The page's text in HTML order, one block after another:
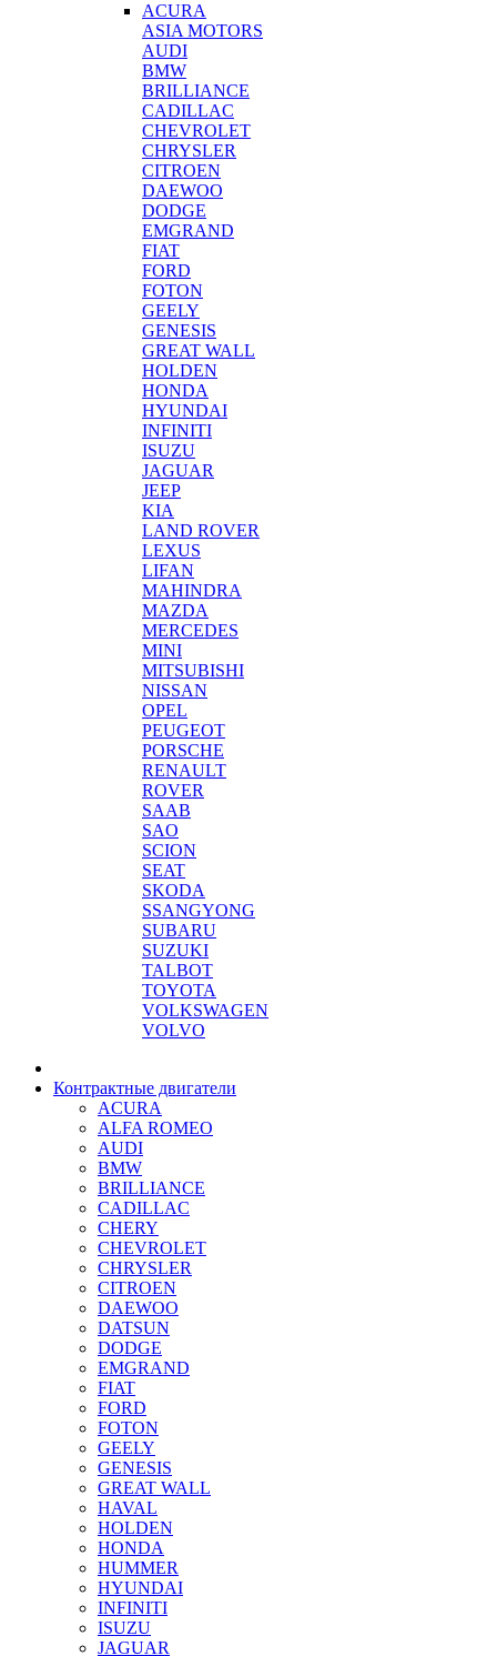
ACURA
ASIA MOTORS
AUDI
BMW
BRILLIANCE
CADILLAC
CHEVROLET
CHRYSLER
CITROEN
DAEWOO
DODGE
EMGRAND
FIAT
FORD
FOTON
GEELY
GENESIS
GREAT WALL
HOLDEN
HONDA
HYUNDAI
INFINITI
ISUZU
JAGUAR
JEEP
KIA
LAND ROVER
LEXUS
LIFAN
MAHINDRA
MAZDA
MERCEDES
MINI
MITSUBISHI
NISSAN
OPEL
PEUGEOT
PORSCHE
RENAULT
ROVER
SAAB
SAO
SCION
SEAT
SKODA
SSANGYONG
SUBARU
SUZUKI
TALBOT
TOYOTA
VOLKSWAGEN
VOLVO
Контрактные двигатели
ACURA
ALFA ROMEO
AUDI
BMW
BRILLIANCE
CADILLAC
CHERY
CHEVROLET
CHRYSLER
CITROEN
DAEWOO
DATSUN
DODGE
EMGRAND
FIAT
FORD
FOTON
GEELY
GENESIS
GREAT WALL
HAVAL
HOLDEN
HONDA
HUMMER
HYUNDAI
INFINITI
ISUZU
JAGUAR